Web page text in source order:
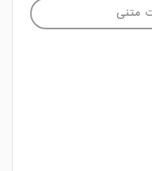
متنی